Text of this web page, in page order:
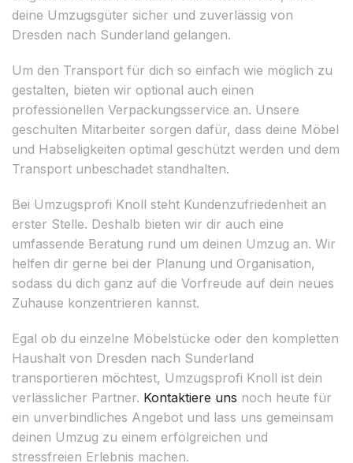
deine Umzugsgüter sicher und zuverlässig von
Dresden nach Sunderland gelangen.
Um den Transport für dich so einfach wie möglich zu
gestalten, bieten wir optional auch einen
professionellen Verpackungsservice an. Unsere
geschulten Mitarbeiter sorgen dafür, dass deine Möbel
und Habseligkeiten optimal geschützt werden und dem
Transport unbeschadet standhalten.
Bei Umzugsprofi Knoll steht Kundenzufriedenheit an
erster Stelle. Deshalb bieten wir dir auch eine
umfassende Beratung rund um deinen Umzug an. Wir
helfen dir gerne bei der Planung und Organisation,
sodass du dich ganz auf die Vorfreude auf dein neues
Zuhause konzentrieren kannst.
Egal ob du einzelne Möbelstücke oder den kompletten
Haushalt von Dresden nach Sunderland
transportieren möchtest, Umzugsprofi Knoll ist dein
verlässlicher Partner. Kontaktiere uns noch heute für
ein unverbindliches Angebot und lass uns gemeinsam
deinen Umzug zu einem erfolgreichen und
stressfreien Erlebnis machen.